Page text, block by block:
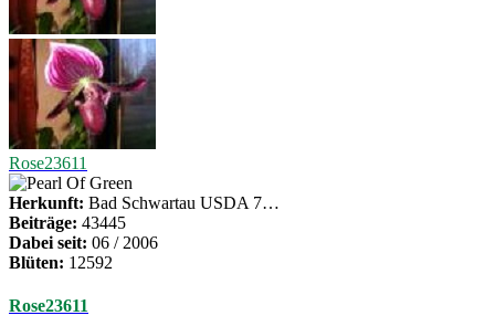
Rose23611
Herkunft: Bad Schwartau USDA 7…
Beiträge: 43445
Dabei seit: 06 / 2006
Blüten: 12592
Rose23611